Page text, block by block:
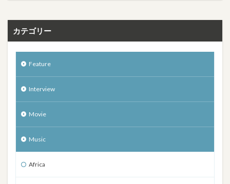
カテゴリー
Feature
Interview
Movie
Music
Africa